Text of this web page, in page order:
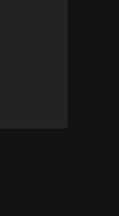
演唱會 A
DTS-HD